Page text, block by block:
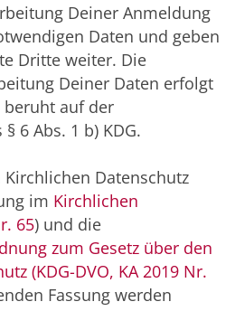
Deiner Anmeldung
Daten und geben
Dritte weiter. Die
Deiner Daten erfolgt
beruht auf der
6 Abs. 1 b) KDG.
Kirchlichen Datenschutz
im Kirchlichen
65) und die
zum Gesetz über den
(KDG-DVO, KA 2019 Nr.
Fassung werden